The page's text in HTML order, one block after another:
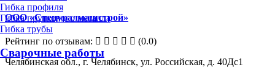
Гибка профиля
Гибка пруткового металла
Гибка трубы
Сварочные работы
ООО «Спецуралмашстрой»
Рейтинг по отзывам:
(0.0)
Челябинская обл., г. Челябинск, ул. Российская, д. 40Дс1